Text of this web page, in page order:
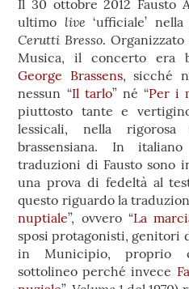
Il 30 ottobre 2012 Fausto
ultimo live ‘ufficiale’
Cerutti Bresso.
Musica, il concerto era
George Brassens, sicché
nessun “Il tarlo” né “Per i
piuttosto tante e
lessicali, nella
brassensiana. In
traduzioni di Fausto sono
una prova di fedeltà al
questo riguardo la
nuptiale”, ovvero “La
sposi protagonisti, genitori
in Municipio, proprio
sottolineo perché invece